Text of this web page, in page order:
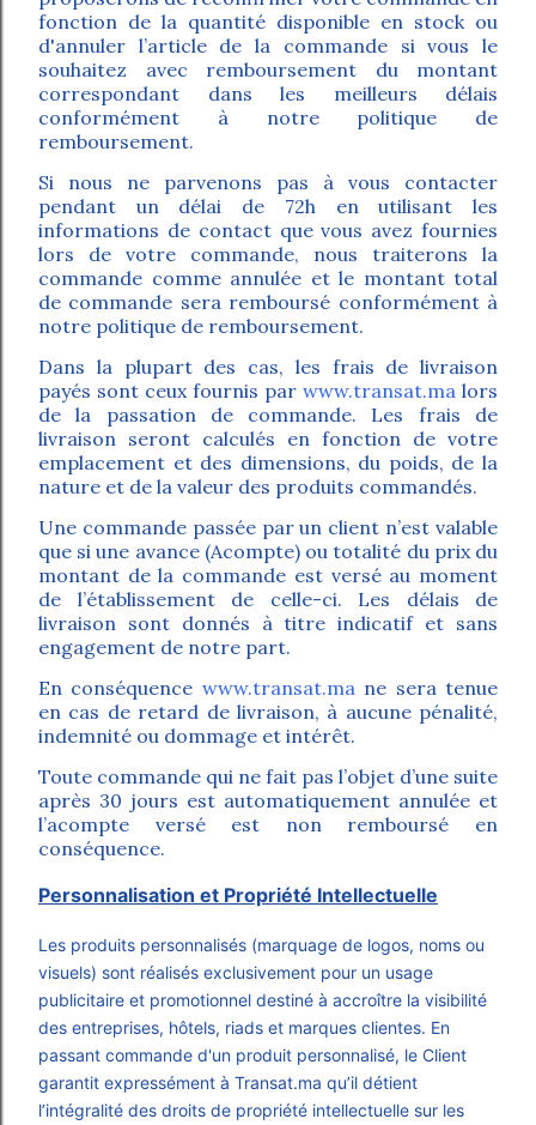
fonction de la quantité disponible en stock ou
d'annuler l’article de la commande si vous le
souhaitez avec remboursement du montant
correspondant dans les meilleurs délais
conformément à notre politique de
remboursement.
Si nous ne parvenons pas à vous contacter
pendant un délai de 72h en utilisant les
informations de contact que vous avez fournies
lors de votre commande, nous traiterons la
commande comme annulée et le montant total
de commande sera remboursé conformément à
notre politique de remboursement.
Dans la plupart des cas, les frais de livraison
payés sont ceux fournis par www.transat.ma lors
de la passation de commande. Les frais de
livraison seront calculés en fonction de votre
emplacement et des dimensions, du poids, de la
nature et de la valeur des produits commandés.
Une commande passée par un client n’est valable
que si une avance (Acompte) ou totalité du prix du
montant de la commande est versé au moment
de l’établissement de celle-ci. Les délais de
livraison sont donnés à titre indicatif et sans
engagement de notre part.
En conséquence www.transat.ma ne sera tenue
en cas de retard de livraison, à aucune pénalité,
indemnité ou dommage et intérêt.
Toute commande qui ne fait pas l’objet d’une suite
après 30 jours est automatiquement annulée et
l’acompte versé est non remboursé en
conséquence.
Personnalisation et Propriété Intellectuelle
Les produits personnalisés (marquage de logos, noms ou
visuels) sont réalisés exclusivement pour un usage
publicitaire et promotionnel destiné à accroître la visibilité
des entreprises, hôtels, riads et marques clientes. En
passant commande d'un produit personnalisé, le Client
garantit expressément à Transat.ma qu’il détient
l’intégralité des droits de propriété intellectuelle sur les